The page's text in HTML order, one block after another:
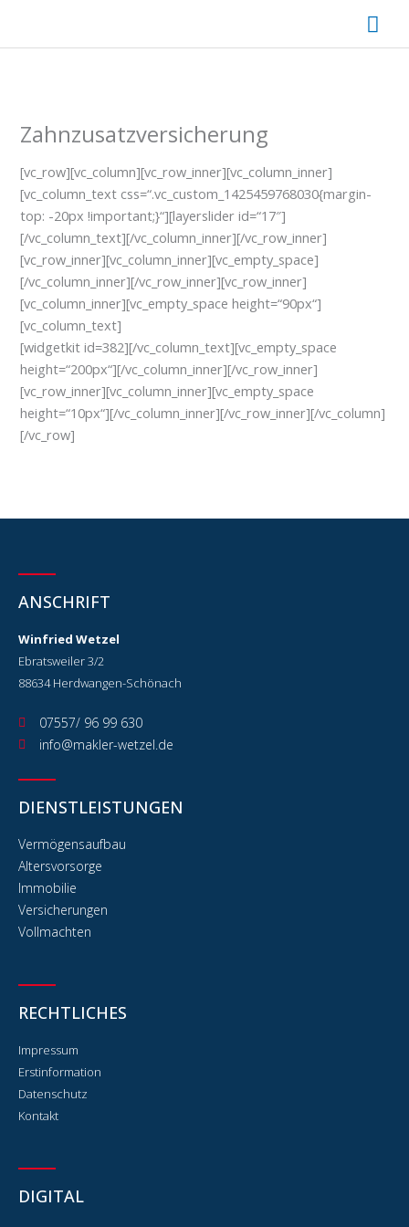
springen
Zahnzusatzversicherung
[vc_row][vc_column][vc_row_inner][vc_column_inner]
[vc_column_text css=“.vc_custom_1425459768030{margin-
top: -20px !important;}“][layerslider id=“17″]
[/vc_column_text][/vc_column_inner][/vc_row_inner]
[vc_row_inner][vc_column_inner][vc_empty_space]
[/vc_column_inner][/vc_row_inner][vc_row_inner]
[vc_column_inner][vc_empty_space height=“90px“]
[vc_column_text]
[widgetkit id=382][/vc_column_text][vc_empty_space
height=“200px“][/vc_column_inner][/vc_row_inner]
[vc_row_inner][vc_column_inner][vc_empty_space
height=“10px“][/vc_column_inner][/vc_row_inner][/vc_column]
[/vc_row]
ANSCHRIFT
Winfried Wetzel
Ebratsweiler 3/2
88634 Herdwangen-Schönach
07557/ 96 99 630
info@makler-wetzel.de
DIENSTLEISTUNGEN
Vermögensaufbau
Altersvorsorge
Immobilie
Versicherungen
Vollmachten
RECHTLICHES
Impressum
Erstinformation
Datenschutz
Kontakt
DIGITAL